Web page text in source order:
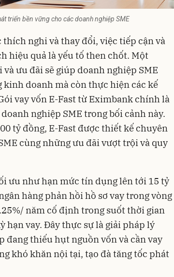
triển bền vững cho các doanh nghiệp SME
nghi và thay đổi, việc tiếp cận và
hiệu quả là yếu tố then chốt. Một
ưu đãi sẽ giúp doanh nghiệp SME
doanh mà còn thực hiện các kế
vayvốn E-Fast từ Eximbankchính là
nghiệp SME trong bối cảnh này.
tỷ đồng, E-Fast được thiết kế chuyên
cùng những ưu đãi vượt trội và quy
ưu như hạn mức tín dụng lên tới 15 tỷ
hàng phản hồi hồ sơ vay trong vòng
năm cố định trong suốt thời gian
hạn vay. Đây thực sự là giải pháp lý
đang thiếu hụt nguồn vốn và cần vay
khó khăn nội tại, tạo đà tăng tốc phát